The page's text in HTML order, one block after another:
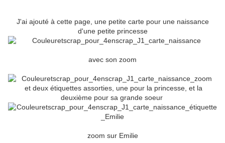
J'ai ajouté à cette page, une petite carte pour une naissance
d'une petite princesse
avec son zoom
et deux étiquettes assorties, une pour la princesse, et la
deuxième pour sa grande soeur
zoom sur Emilie